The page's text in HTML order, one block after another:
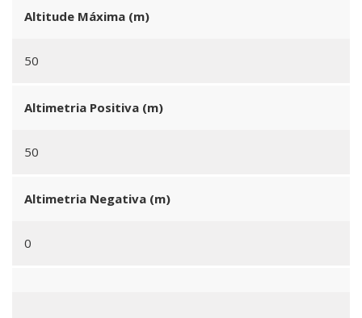
Altitude Máxima (m)
50
Altimetria Positiva (m)
50
Altimetria Negativa (m)
0